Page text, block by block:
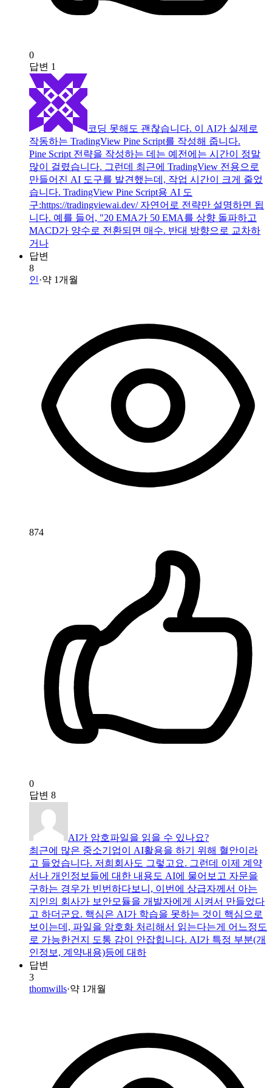
0
답변 1
코딩 못해도 괜찮습니다. 이 AI가 실제로
작동하는 TradingView Pine Script를 작성해 줍니다.
Pine Script 전략을 작성하는 데는 예전에는 시간이 정말
많이 걸렸습니다. 그런데 최근에 TradingView 전용으로
만들어진 AI 도구를 발견했는데, 작업 시간이 크게 줄었
습니다. TradingView Pine Script용 AI 도
구:https://tradingviewai.dev/ 자연어로 전략만 설명하면 됩
니다. 예를 들어, "20 EMA가 50 EMA를 상향 돌파하고
MACD가 양수로 전환되면 매수. 반대 방향으로 교차하
거나
답변
8
인·약 1개월
874
0
답변 8
AI가 암호파일을 읽을 수 있나요?
최근에 많은 중소기업이 AI활용을 하기 위해 혈안이라
고 들었습니다. 저희회사도 그렇고요. 그런데 이제 계약
서나 개인정보들에 대한 내용도 AI에 물어보고 자문을
구하는 경우가 빈번하다보니, 이번에 상급자께서 아는
지인의 회사가 보안모듈을 개발자에게 시켜서 만들었다
고 하더군요. 핵심은 AI가 학습을 못하는 것이 핵심으로
보이는데, 파일을 암호화 처리해서 읽는다는게 어느정도
로 가능한건지 도통 감이 안잡힙니다. AI가 특정 부분(개
인정보, 계약내용)등에 대하
답변
3
thomwills·약 1개월